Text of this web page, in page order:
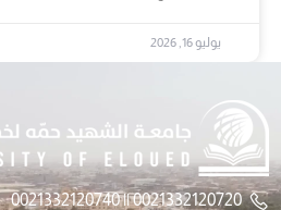
يوليو 16, 2026
0021332120720 || 0021332120740